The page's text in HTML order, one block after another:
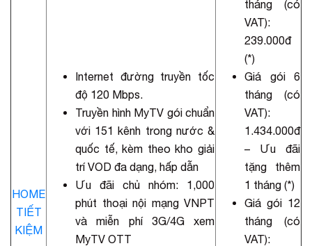
HOME
TIẾT
KIỆM
Internet đường truyền tốc
độ 120 Mbps.
Truyền hình MyTV gói chuẩn
với 151 kênh trong nước &
quốc tế, kèm theo kho giải
trí VOD đa dạng, hấp dẫn
Ưu đãi chủ nhóm: 1,000
phút thoại nội mạng VNPT
và miễn phí 3G/4G xem
MyTV OTT
tháng (có
VAT):
239.000đ
(*)
Giá gói 6
tháng (có
VAT):
1.434.000đ
– Ưu đãi
tặng thêm
1 tháng (*)
Giá gói 12
tháng (có
VAT):